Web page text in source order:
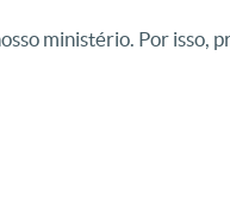
ministério. Por isso,